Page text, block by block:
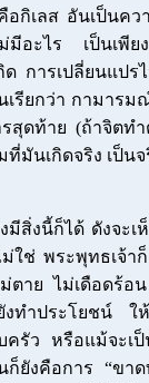
กิเลส อันเป็นค
มีอะไร เป็นเพี
ด การเปลี่ยนแป
เรียกว่า กามา
สุดท้าย (ถ้าจิตท
ที่มันเกิดจริง เป็น
มีสิ่งนี้ก็ได้ ดังจะ
ใช่ พระพุทธเจ้า
ม่ตาย ไม่เดือดร้
ทำประโยชน์ ใ
ครัว หรือแม้จะเ
ก็ยังคือการ “ข